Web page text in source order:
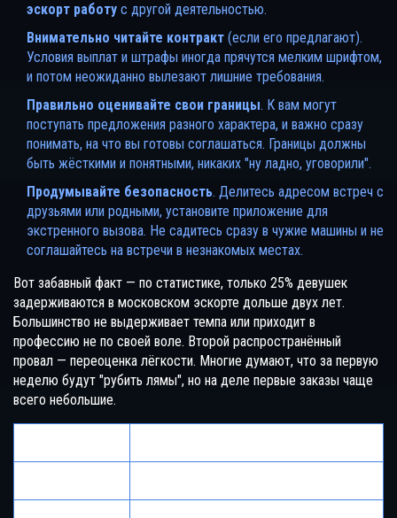
эскорт работу с другой деятельностью.
Внимательно читайте контракт (если его предлагают).
Условия выплат и штрафы иногда прячутся мелким шрифтом,
и потом неожиданно вылезают лишние требования.
Правильно оценивайте свои границы. К вам могут
поступать предложения разного характера, и важно сразу
понимать, на что вы готовы соглашаться. Границы должны
быть жёсткими и понятными, никаких "ну ладно, уговорили".
Продумывайте безопасность. Делитесь адресом встреч с
друзьями или родными, установите приложение для
экстренного вызова. Не садитесь сразу в чужие машины и не
соглашайтесь на встречи в незнакомых местах.
Вот забавный факт — по статистике, только 25% девушек
задерживаются в московском эскорте дольше двух лет.
Большинство не выдерживает темпа или приходит в
профессию не по своей воле. Второй распространённый
провал — переоценка лёгкости. Многие думают, что за первую
неделю будут "рубить лямы", но на деле первые заказы чаще
всего небольшие.